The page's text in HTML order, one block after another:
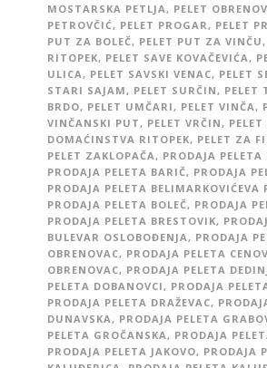
MOSTARSKA PETLJA, PELET
PETROVČIĆ, PELET PROGAR, PELET
PUT ZA BOLEČ, PELET PUT ZA VINČU,
RITOPEK, PELET SAVE KOVAČEVIĆA,
ULICA, PELET SAVSKI VENAC, PELET
STARI SAJAM, PELET SURČIN, PELET
BRDO, PELET UMČARI, PELET VINČA,
VINČANSKI PUT, PELET VRČIN,
DOMAĆINSTVA RITOPEK, PELET ZA
PELET ZAKLOPAČA, PRODAJA PELETA
PRODAJA PELETA BARIČ, PRODAJA
PRODAJA PELETA BELIMARKOVIĆEVA
PRODAJA PELETA BOLEČ, PRODAJA
PRODAJA PELETA BRESTOVIK,
BULEVAR OSLOBOĐENJA, PRODAJA
OBRENOVAC, PRODAJA PELETA
OBRENOVAC, PRODAJA PELETA
PELETA DOBANOVCI, PRODAJA
PRODAJA PELETA DRAŽEVAC,
DUNAVSKA, PRODAJA PELETA
PELETA GROČANSKA, PRODAJA
PRODAJA PELETA JAKOVO, PRODAJA